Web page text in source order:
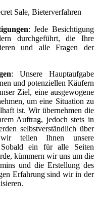
Sale, Bieterverfahren
: Jede Besichtigung
durchgeführt, die Ihre
und alle Fragen der
: Unsere Hauptaufgabe
und potenziellen Käufern
Ziel, eine ausgewogene
um eine Situation zu
ist. Wir übernehmen die
Auftrag, jedoch stets in
selbstverständlich über
teilen Ihnen unsere
ein für alle Seiten
kümmern wir uns um die
und die Erstellung des
Erfahrung sind wir in der